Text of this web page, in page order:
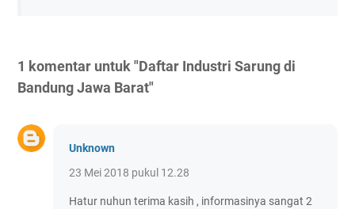
1 komentar untuk "Daftar Industri Sarung di
Bandung Jawa Barat"
Unknown
23 Mei 2018 pukul 12.28
Hatur nuhun terima kasih , informasinya sangat 2